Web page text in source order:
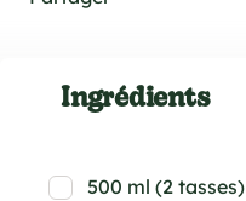
Ingrédients
500 ml (2